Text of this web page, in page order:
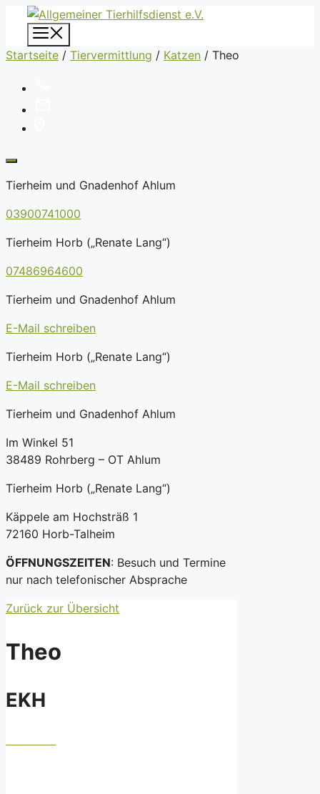
Zum
Inhalt
springen
Startseite / Tiervermittlung / Katzen / Theo
Tierheim und Gnadenhof Ahlum
03900741000
Tierheim Horb („Renate Lang“)
07486964600
Tierheim und Gnadenhof Ahlum
E-Mail schreiben
Tierheim Horb („Renate Lang“)
E-Mail schreiben
Tierheim und Gnadenhof Ahlum
Im Winkel 51
38489 Rohrberg – OT Ahlum
Tierheim Horb („Renate Lang“)
Käppele am Hochsträß 1
72160 Horb-Talheim
ÖFFNUNGSZEITEN: Besuch und Termine
nur nach telefonischer Absprache
Zurück zur Übersicht
Theo
EKH